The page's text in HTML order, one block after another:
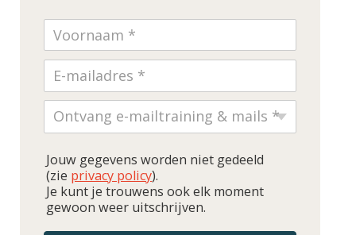
Jouw gegevens worden niet gedeeld
(zie privacy policy).
Je kunt je trouwens ook elk moment
gewoon weer uitschrijven.